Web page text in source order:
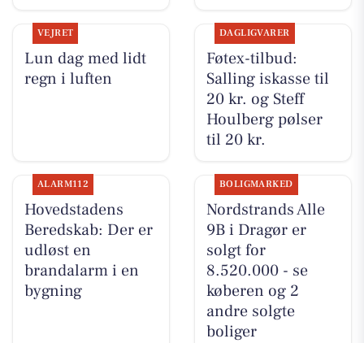
VEJRET
Lun dag med lidt
regn i luften
DAGLIGVARER
Føtex-tilbud:
Salling iskasse til
20 kr. og Steff
Houlberg pølser
til 20 kr.
ALARM112
Hovedstadens
Beredskab: Der er
udløst en
brandalarm i en
bygning
BOLIGMARKED
Nordstrands Alle
9B i Dragør er
solgt for
8.520.000 - se
køberen og 2
andre solgte
boliger